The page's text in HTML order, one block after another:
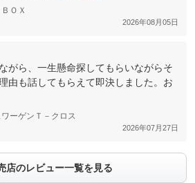
ＯＸ
2026年08月05日
がら、一生懸命探してもらいながらそ
由も話してもらえて即決しました。お
ーゲンＴ－クロス
2026年07月27日
店のレビュー一覧を見る